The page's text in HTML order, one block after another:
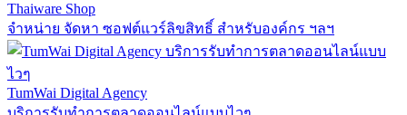
Thaiware Shop
จำหน่าย จัดหา ซอฟต์แวร์ลิขสิทธิ์ สำหรับองค์กร ฯลฯ
TumWai Digital Agency